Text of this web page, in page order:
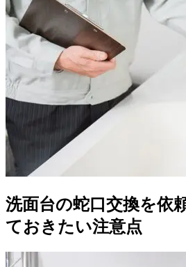
洗面台の蛇口交換を依
ておきたい注意点